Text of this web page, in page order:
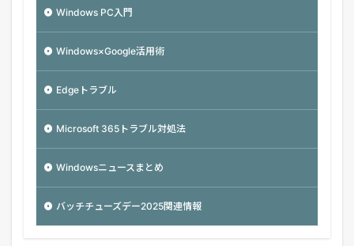
Windows PC入門
Windows×Google活用術
Edgeトラブル
Microsoft 365トラブル対処法
Windowsニュースまとめ
バッチチューズデー2025関連情報